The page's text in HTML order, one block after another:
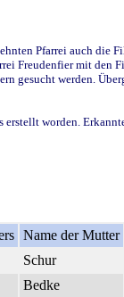
Pfarrei auch die
Freudenfier mit den
gesucht werden.
worden.
Name der Mutter
Schur
Bedke